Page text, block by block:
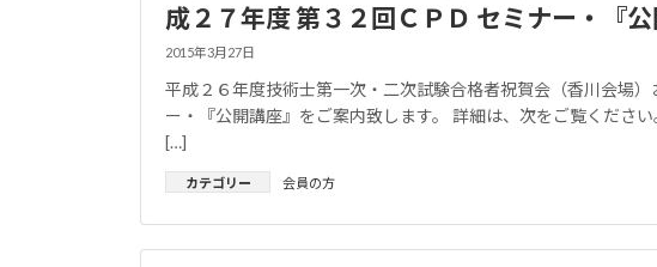
成２７年度 第３２回ＣＰＤ セミナー・『
2015年3月27日
平成２６年度技術士第一次・二次試験合格者祝賀会（香川会場
ー・『公開講座』をご案内致します。 詳細は、次をご覧くださ
[…]
カテゴリー 会員の方